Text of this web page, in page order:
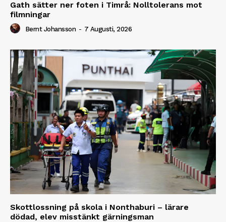
Gath sätter ner foten i Timrå: Nolltolerans mot
filmningar
Bernt Johansson - 7 Augusti, 2026
Skottlossning på skola i Nonthaburi – lärare
dödad, elev misstänkt gärningsman